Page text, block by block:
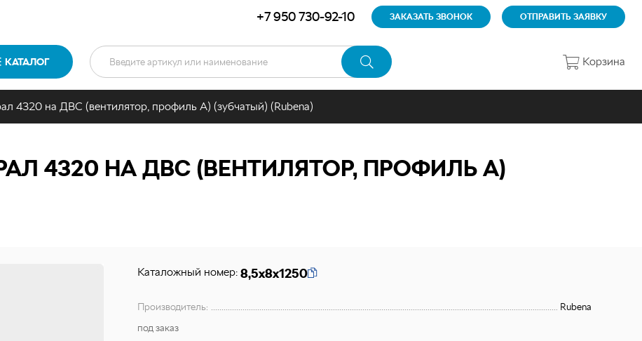
+7 950 730-92-10 ЗАКАЗАТЬ ЗВОНОК ОТПРАВИТЬ ЗАЯВКУ
КАТАЛОГ Корзина
4320 на ДВС (вентилятор, профиль А) (зубчатый) (Rubena)
4320 НА ДВС (ВЕНТИЛЯТОР, ПРОФИЛЬ А)
Каталожный номер: 8,5х8х1250
Производитель:
Rubena
под заказ